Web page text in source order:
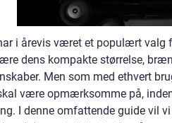
i årevis været et populært valg
dens kompakte størrelse,
Men som med ethvert
være opmærksomme på,
I denne omfattende guide vil